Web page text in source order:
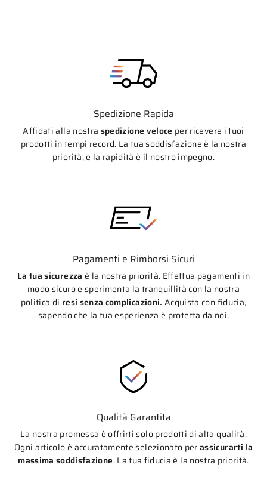
Spedizione Rapida
Affidati alla nostra spedizione veloce per ricevere i tuoi
prodotti in tempi record. La tua soddisfazione è la nostra
priorità, e la rapidità è il nostro impegno.
Pagamenti e Rimborsi Sicuri
La tua sicurezza è la nostra priorità. Effettua pagamenti in
modo sicuro e sperimenta la tranquillità con la nostra
politica di resi senza complicazioni. Acquista con fiducia,
sapendo che la tua esperienza è protetta da noi.
Qualità Garantita
La nostra promessa è offrirti solo prodotti di alta qualità.
Ogni articolo è accuratamente selezionato perassicurarti la
massima soddisfazione. La tua fiducia è la nostra priorità.